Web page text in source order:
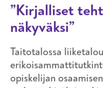
”Kirjalliset
näkyväksi”
Taitotalossa
opiskelijan